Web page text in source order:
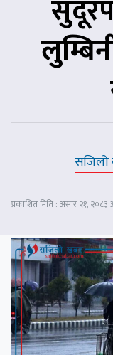
प्रकाशित मिति : असार २१,